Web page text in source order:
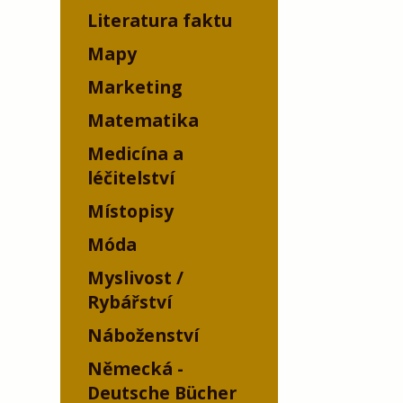
Literatura faktu
Mapy
Marketing
Matematika
Medicína a
léčitelství
Místopisy
Móda
Myslivost /
Rybářství
Náboženství
Německá -
Deutsche Bücher